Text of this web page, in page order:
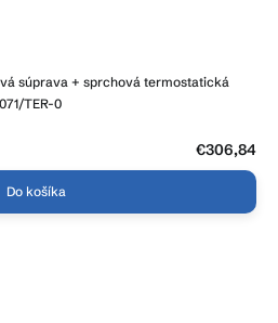
súprava + sprchová termostatická
TER-0
€306,84
Do košíka